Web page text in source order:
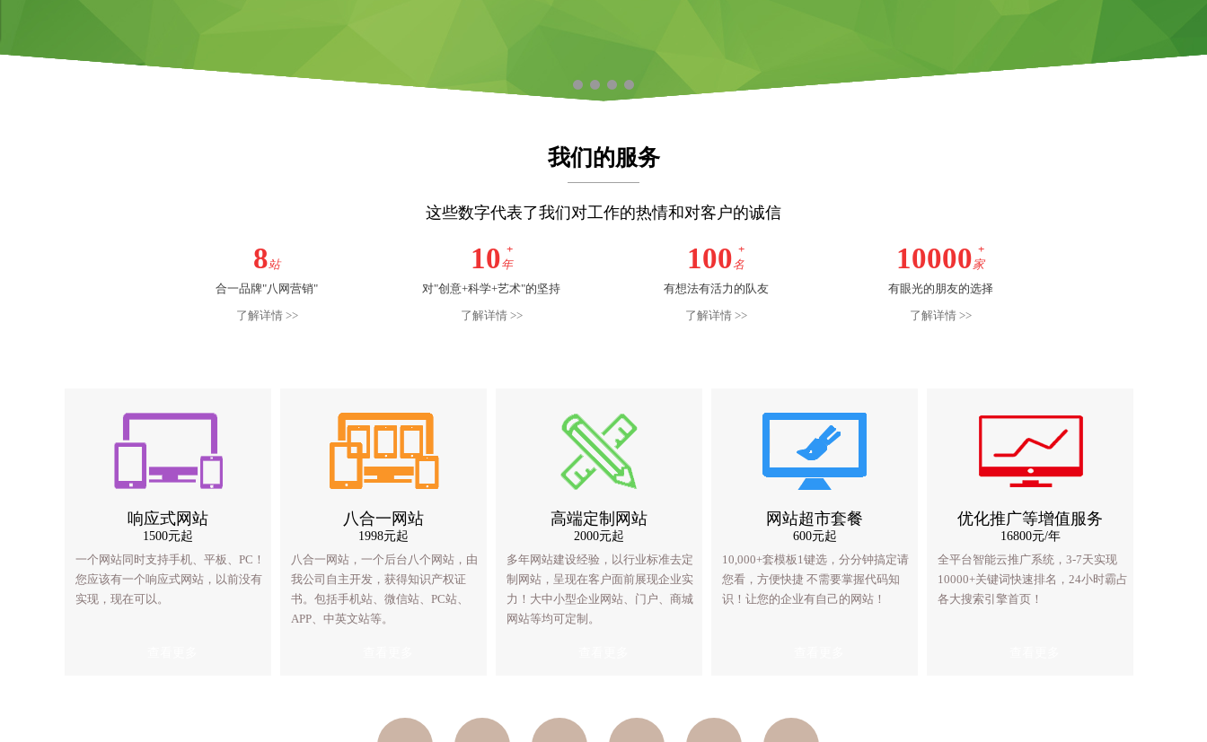
我们的服务
这些数字代表了我们对工作的热情和对客户的诚信
8站
合一品牌"八网营销"
了解详情 >>
10 +
年
对"创意+科学+艺术"的坚持
了解详情 >>
100 +
名
有想法有活力的队友
了解详情 >>
10000 +
家
有眼光的朋友的选择
了解详情 >>
响应式网站
1500元起
一个网站同时支持手机、平板、PC！
您应该有一个响应式网站，以前没有
实现，现在可以。
响应式网站
1500元起
一个网站同时支持手机、平板、PC！
您应该有一个响应式网站，以前没有
实现，现在可以。
八合一网站
1998元起
八合一网站，一个后台八个网站，由
我公司自主开发，获得知识产权证
书。包括手机站、微信站、PC站、
APP、中英文站等。
八合一网站
1998元起
八合一网站，一个后台八个网站，由
我公司自主开发，获得知识产权证
书。包括手机站、微信站、PC站、
APP、中英文站等。
高端定制网站
2000元起
多年网站建设经验，以行业标准去定
制网站，呈现在客户面前展现企业实
力！大中小型企业网站、门户、商城
网站等均可定制。
高端定制网站
2000元起
多年网站建设经验，以行业标准去定
制网站，呈现在客户面前展现企业实
力！大中小型企业网站、门户、商城
网站超市套餐
600元起
10,000+套模板1键选，分分钟搞定请
您看，方便快捷 不需要掌握代码知
识！让您的企业有自己的网站！
网站超市套餐
600元起
10,000+套模板1键选，分分钟搞定请
您看，方便快捷 不需要掌握代码知
识！让您的企业有自己的网站！
优化推广等增值服务
16800元/年
全平台智能云推广系统，3-7天实现
10000+关键词快速排名，24小时霸占
各大搜索引擎首页！